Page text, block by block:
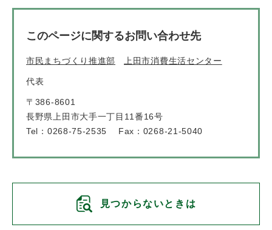
このページに関するお問い合わせ先
市民まちづくり推進部 上田市消費生活センター
代表
〒386-8601
長野県上田市大手一丁目11番16号
Tel：0268-75-2535
Fax：0268-21-5040
見つからないときは